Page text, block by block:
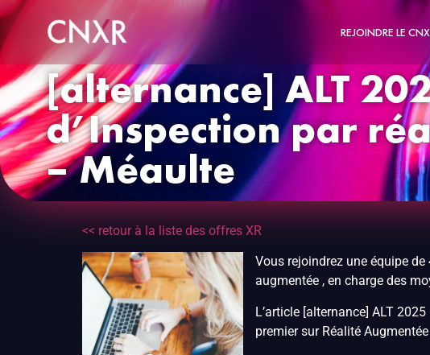
REJOINDRE LE
[alternance] ALT
d’Inspection par
– Méaulte
<< retour à la liste des offres XR
Vous rejoindrez une équipe
augmentée , en charge des
L’article [alternance] ALT
premier sur Réalité